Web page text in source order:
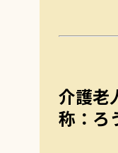
介護老
称：ろ